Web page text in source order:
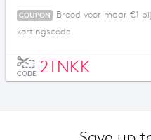
COUPON
Brood voor maar €1
kortingscode
CODE 2TNKK